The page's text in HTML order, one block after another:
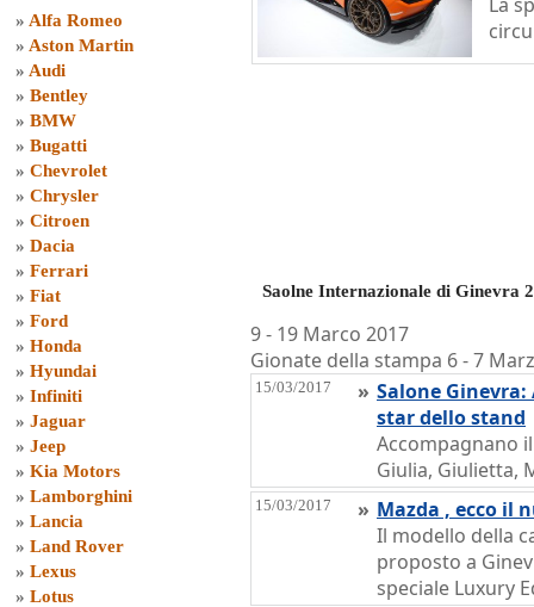
» Alfa Romeo
» Aston Martin
» Audi
» Bentley
» BMW
» Bugatti
» Chevrolet
» Chrysler
» Citroen
» Dacia
» Ferrari
» Fiat
» Ford
» Honda
» Hyundai
» Infiniti
» Jaguar
» Jeep
» Kia Motors
» Lamborghini
» Lancia
» Land Rover
» Lexus
» Lotus
Saolne Internazionale di Ginevra
9 - 19 Marco 2017
Gionate della stampa 6 - 7
15/03/2017 » Salone
star dello stand
Accompagnano
Giulia, Giulietta,
15/03/2017 » Mazda , ecco il
Il modello della
proposto a
speciale Luxury